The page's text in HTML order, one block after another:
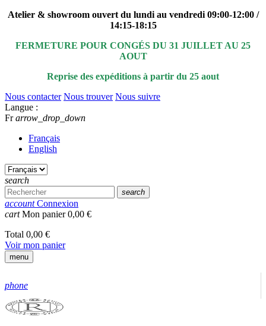
Atelier & showroom ouvert du lundi au vendredi 09:00-12:00 /
14:15-18:15
FERMETURE POUR CONGÉS DU 31 JUILLET AU 25
AOUT
Reprise des expéditions à partir du 25 aout
Nous contacter Nous trouver Nous suivre
Langue :
Fr arrow_drop_down
Français
English
search
search
account Connexion
cart Mon panier0,00 €
Total 0,00 €
Voir mon panier
menu
phone